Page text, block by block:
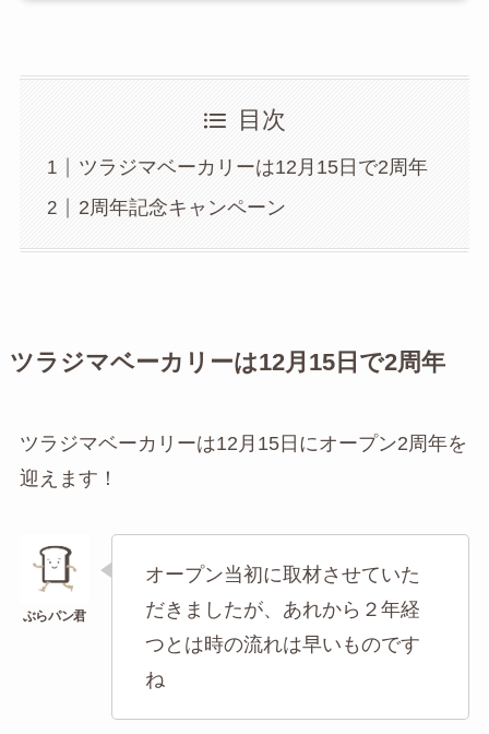
目次
ツラジマベーカリーは12月15日で2周年
2周年記念キャンペーン
ツラジマベーカリーは12月15日で2周年
ツラジマベーカリーは12月15日にオープン2周年を
迎えます！
オープン当初に取材させていた
だきましたが、あれから２年経
つとは時の流れは早いものです
ね